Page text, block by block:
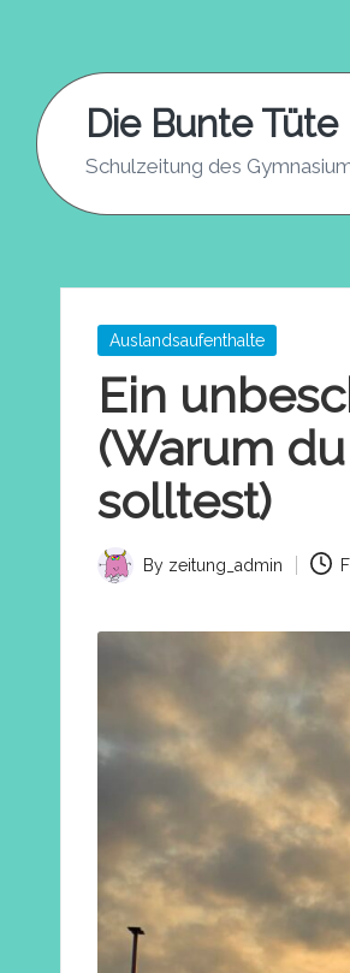
content
Die Bunte Tüte
Schulzeitung des
Posted
Auslandsaufenthalte
Ein
(Warum
solltest)
Posted
By zeitung_admin